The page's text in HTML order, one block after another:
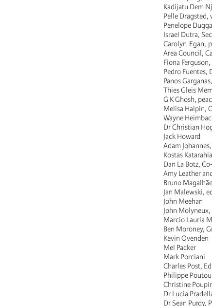
Kadijatu Dem
Pelle
Penelope
Israel Dutra,
Carolyn Egan,
Area Council,
Fiona
Pedro Fuentes,
Panos
Thies Gleis
G K Ghosh,
Melisa Halpin,
Wayne
Dr Christian
Jack Howard
Adam
Kostas
Dan La Botz,
Amy Leather
Bruno
Jan Malewski,
John Meehan
John
Marcio Lauria
Ben Moroney,
Kevin Ovenden
Mel Packer
Mark Porciani
Charles Post,
Philippe
Christine
Dr Lucia
Dr Sean Purdy,